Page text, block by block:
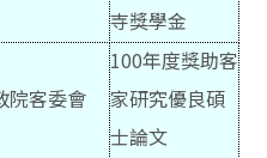
寺獎學金
院客委會
100年度獎助客
家研究優良碩
士論文